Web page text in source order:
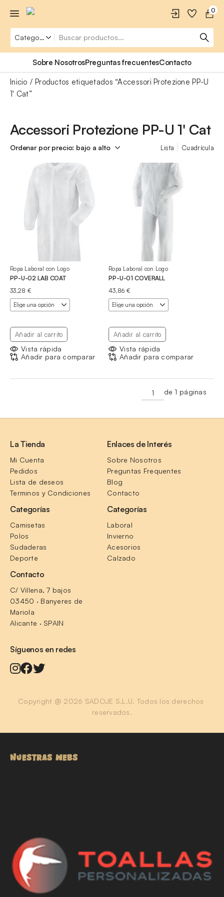
0
Sobre NosotrosPreguntas frecuentesContacto
Inicio
Productos etiquetados “Accessori Protezione PP-U
1' Cat”
Accessori Protezione PP-U 1' Cat
Lista Cuadrícula
Ropa Laboral con Logo
PP-U-02 LAB COAT
33,28 €
Añadir al carrito
Vista rápida
Añadir para comparar
Ropa Laboral con Logo
PP-U-01 COVERALL
43,86 €
Añadir al carrito
Vista rápida
Añadir para comparar
de 1 páginas
La Tienda
Mi Cuenta
Pedidos
Lista de deseos
Terminos y Condiciones
Enlaces de Interés
Sobre Nosotros
Preguntas Frequentes
Blog
Contacto
Categorías
Camisetas
Polos
Sudaderas
Deporte
Categorías
Laboral
Invierno
Acesorios
Calzado
Contacto
C/ Villena, 7 bajos
03450 · Banyeres de
Mariola
Alicante · SPAIN
Síguenos en redes
Copyright @ 2026 SADOJE S.L.U. Todos los derechos
reservados.
NUESTRAS WEBS